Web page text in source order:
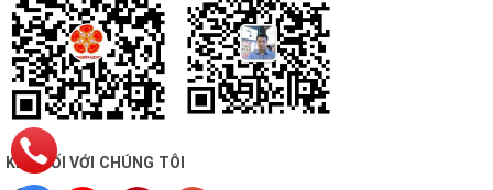
KẾT NỐI VỚI CHÚNG TÔI